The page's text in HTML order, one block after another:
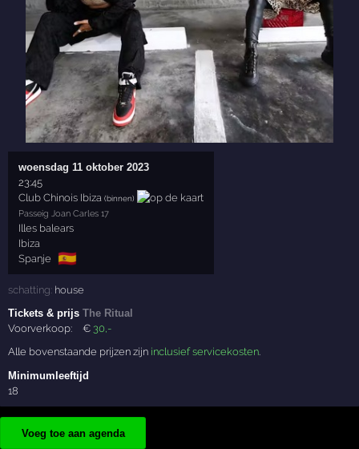
woensdag 11 oktober 2023
23:45
Club Chinois Ibiza (binnen)
Passeig Joan Carles 17
Illes balears
Ibiza
Spanje
🇪🇸
schatting: house
Tickets & prijsThe Ritual
Voorverkoop:
€ 30,-
Alle bovenstaande prijzen zijn inclusief servicekosten.
Minimumleeftijd
18
Voeg toe aan agenda